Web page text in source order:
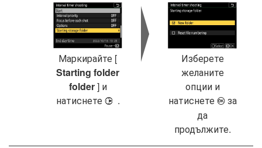
Маркирайте [
Starting folder
folder] и
натиснете 2 .
Изберете
желаните
опции и
натиснете J за
да
продължите.